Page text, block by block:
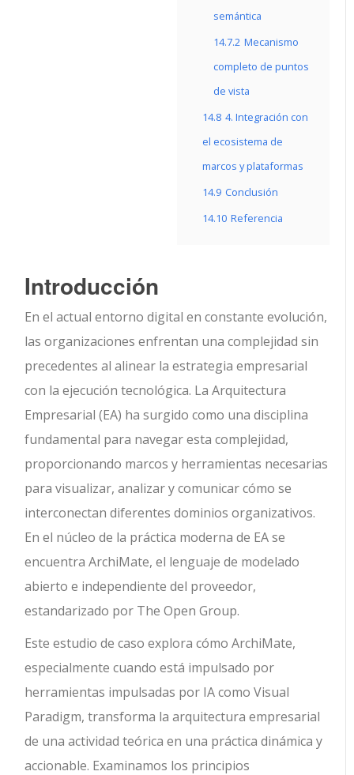
semántica
14.7.2 Mecanismo
completo de puntos
de vista
14.8 4. Integración con
el ecosistema de
marcos y plataformas
14.9 Conclusión
14.10 Referencia
Introducción
En el actual entorno digital en constante evolución,
las organizaciones enfrentan una complejidad sin
precedentes al alinear la estrategia empresarial
con la ejecución tecnológica. La Arquitectura
Empresarial (EA) ha surgido como una disciplina
fundamental para navegar esta complejidad,
proporcionando marcos y herramientas necesarias
para visualizar, analizar y comunicar cómo se
interconectan diferentes dominios organizativos.
En el núcleo de la práctica moderna de EA se
encuentra ArchiMate, el lenguaje de modelado
abierto e independiente del proveedor,
estandarizado por The Open Group.
Este estudio de caso explora cómo ArchiMate,
especialmente cuando está impulsado por
herramientas impulsadas por IA como Visual
Paradigm, transforma la arquitectura empresarial
de una actividad teórica en una práctica dinámica y
accionable. Examinamos los principios